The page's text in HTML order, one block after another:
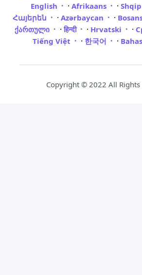
English · Afrikaans · Shqip
Հայերեն · Azərbaycan ·
ქართული · हिन्दी · Hrvatski ·
Tiếng Việt · 한국어 ·
Copyright © 2022 All Rights